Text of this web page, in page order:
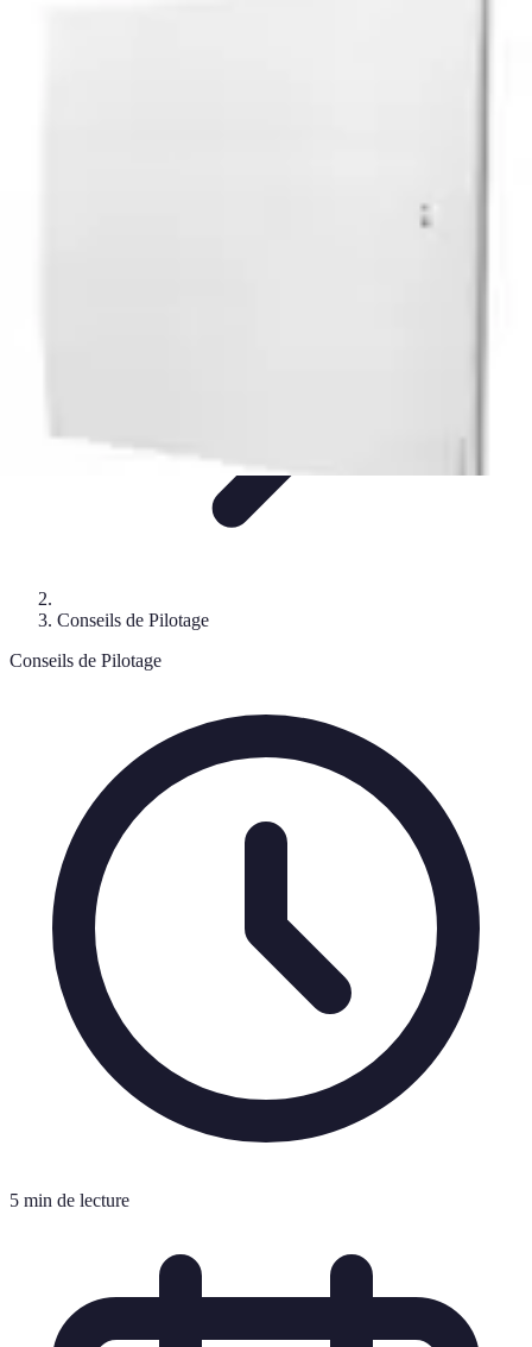
Conseils de Pilotage
Conseils de Pilotage
5 min de lecture